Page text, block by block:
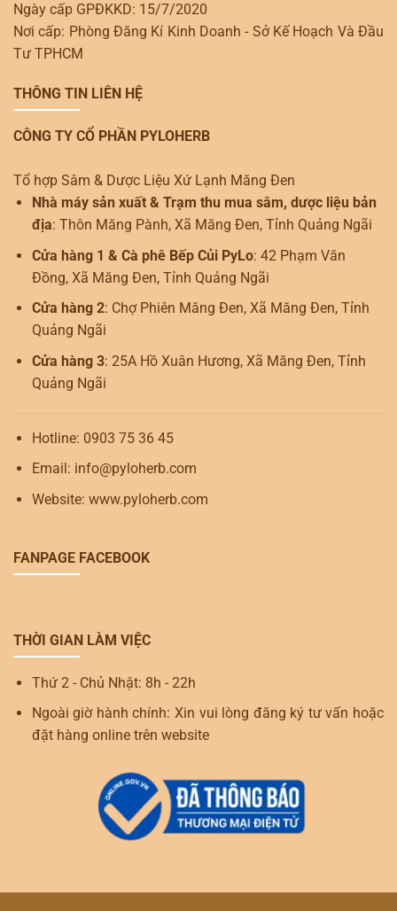
Ngày cấp GPĐKKD: 15/7/2020
Nơi cấp: Phòng Đăng Kí Kinh Doanh - Sở Kế Hoạch Và Đầu
Tư TPHCM
THÔNG TIN LIÊN HỆ
CÔNG TY CỔ PHẦN PYLOHERB
Tổ hợp Sâm & Dược Liệu Xứ Lạnh Măng Đen
Nhà máy sản xuất & Trạm thu mua sâm, dược liệu bản
địa: Thôn Măng Pành, Xã Măng Đen, Tỉnh Quảng Ngãi
Cửa hàng 1 & Cà phê Bếp Củi PyLo: 42 Phạm Văn
Đồng, Xã Măng Đen, Tỉnh Quảng Ngãi
Cửa hàng 2: Chợ Phiên Măng Đen, Xã Măng Đen, Tỉnh
Quảng Ngãi
Cửa hàng 3: 25A Hồ Xuân Hương, Xã Măng Đen, Tỉnh
Quảng Ngãi
Hotline: 0903 75 36 45
Email: info@pyloherb.com
Website: www.pyloherb.com
FANPAGE FACEBOOK
THỜI GIAN LÀM VIỆC
Thứ 2 - Chủ Nhật: 8h - 22h
Ngoài giờ hành chính: Xin vui lòng đăng ký tư vấn hoặc
đặt hàng online trên website